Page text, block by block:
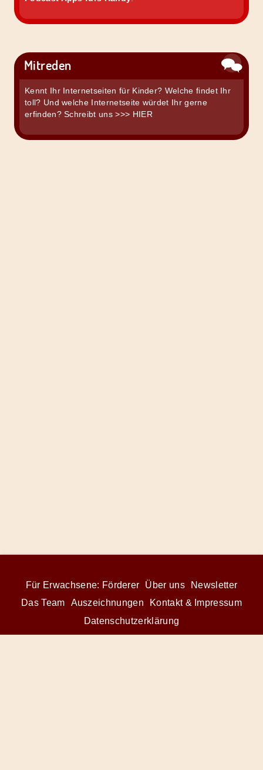
Mitreden
Kennt Ihr Internetseiten für Kinder? Welche findet Ihr
toll? Und welche Internetseite würdet Ihr gerne
erfinden? Schreibt uns>>> HIER
Für Erwachsene: Förderer Über uns
Newsletter
Das Team
Auszeichnungen
Kontakt & Impressum
Datenschutzerklärung